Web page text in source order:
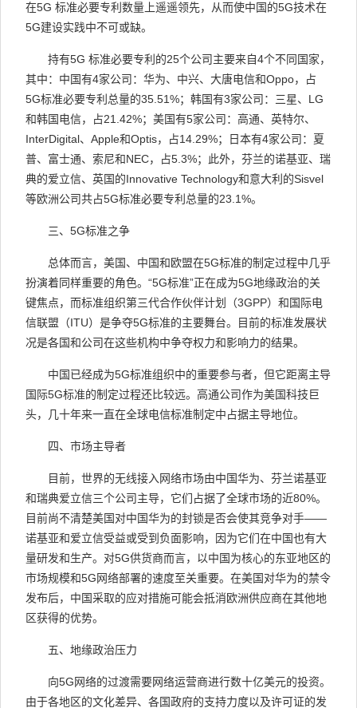
在5G标准必要专利数量上遥遥领先，从而使中国的5G技术在
5G建设实践中不可或缺。
持有5G标准必要专利的25个公司主要来自4个不同国家，
其中：中国有4家公司：华为、中兴、大唐电信和Oppo，占
5G标准必要专利总量的35.51%；韩国有3家公司：三星、 LG
和韩国电信，占21.42%；美国有5家公司：高通、英特尔、
InterDigital、Apple和Optis，占14.29%；日本有4家公司：夏
普、富士通、索尼和NEC，占5.3%；此外，芬兰的诺基亚、瑞
典的爱立信、英国的Innovative Technology和意大利的Sisvel
等欧洲公司共占5G标准必要专利总量的23.1%。
三、5G标准之争
总体而言，美国、中国和欧盟在5G标准的制定过程中几乎
扮演着同样重要的角色。“5G标准”正在成为5G地缘政治的关
键焦点，而标准组织第三代合作伙伴计划（3GPP）和国际电
信联盟（ITU）是争夺5G标准的主要舞台。目前的标准发展状
况是各国和公司在这些机构中争夺权力和影响力的结果。
中国已经成为5G标准组织中的重要参与者，但它距离主导
国际5G标准的制定过程还比较远。高通公司作为美国科技巨
头，几十年来一直在全球电信标准制定中占据主导地位。
四、市场主导者
目前，世界的无线接入网络市场由中国华为、芬兰诺基亚
和瑞典爱立信三个公司主导，它们占据了全球市场的近80%。
目前尚不清楚美国对中国华为的封锁是否会使其竞争对手——
诺基亚和爱立信受益或受到负面影响，因为它们在中国也有大
量研发和生产。对5G供货商而言，以中国为核心的东亚地区的
市场规模和5G网络部署的速度至关重要。在美国对华为的禁令
发布后，中国采取的应对措施可能会抵消欧洲供应商在其他地
区获得的优势。
五、地缘政治压力
向5G网络的过渡需要网络运营商进行数十亿美元的投资。
由于各地区的文化差异、各国政府的支持力度以及许可证的发